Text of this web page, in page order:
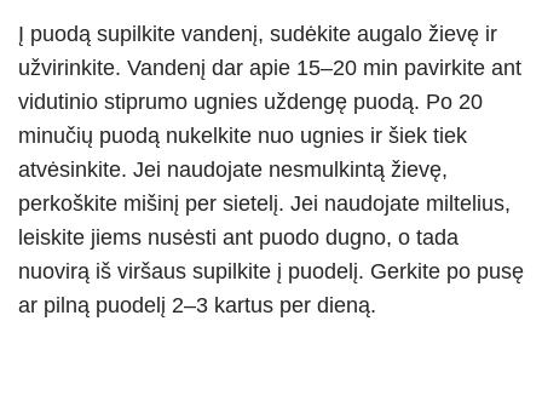
Į puodą supilkite vandenį, sudėkite augalo žievę ir
užvirinkite. Vandenį dar apie 15–20 min pavirkite ant
vidutinio stiprumo ugnies uždengę puodą. Po 20
minučių puodą nukelkite nuo ugnies ir šiek tiek
atvėsinkite. Jei naudojate nesmulkintą žievę,
perkoškite mišinį per sietelį. Jei naudojate miltelius,
leiskite jiems nusėsti ant puodo dugno, o tada
nuovirą iš viršaus supilkite į puodelį. Gerkite po pusę
ar pilną puodelį 2–3 kartus per dieną.